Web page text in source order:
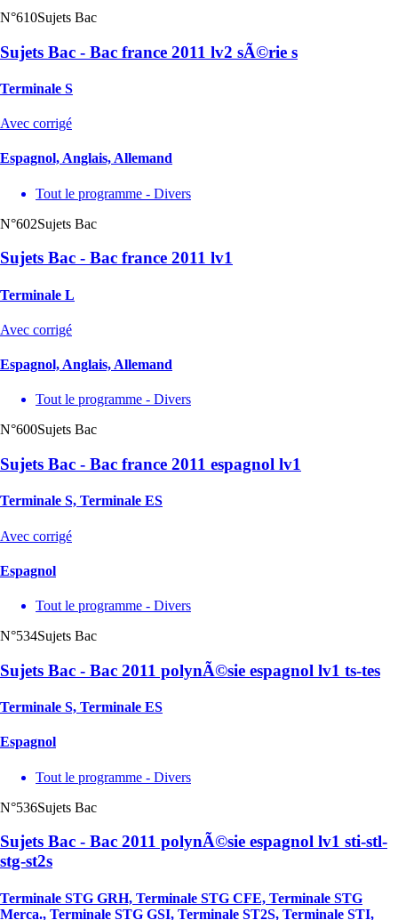
N°610Sujets Bac
Sujets Bac - Bac france 2011 lv2 sÃ©rie s
Terminale S
Avec corrigé
Espagnol, Anglais, Allemand
Tout le programme - Divers
N°602Sujets Bac
Sujets Bac - Bac france 2011 lv1
Terminale L
Avec corrigé
Espagnol, Anglais, Allemand
Tout le programme - Divers
N°600Sujets Bac
Sujets Bac - Bac france 2011 espagnol lv1
Terminale S, Terminale ES
Avec corrigé
Espagnol
Tout le programme - Divers
N°534Sujets Bac
Sujets Bac - Bac 2011 polynÃ©sie espagnol lv1 ts-tes
Terminale S, Terminale ES
Espagnol
Tout le programme - Divers
N°536Sujets Bac
Sujets Bac - Bac 2011 polynÃ©sie espagnol lv1 sti-stl-
stg-st2s
Terminale STG GRH, Terminale STG CFE, Terminale STG
Merca., Terminale STG GSI, Terminale ST2S, Terminale STI,